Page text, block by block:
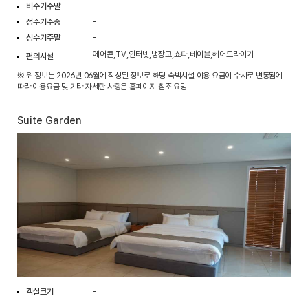
비수기주말
-
성수기주중
-
성수기주말
-
편의시설
에어콘,TV,인터넷,냉장고,쇼파,테이블,헤어드라이기
※ 위 정보는 2026년 06월에 작성된 정보로 해당 숙박시설 이용 요금이 수시로 변동됨에
따라 이용요금 및 기타 자세한 사항은 홈페이지 참조 요망
Suite Garden
객실크기
-